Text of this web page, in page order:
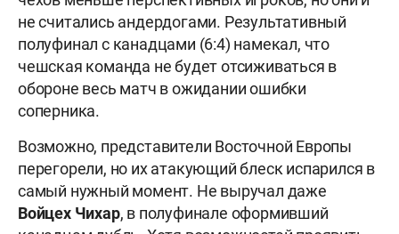
не считались андердогами. Результативный
полуфинал с канадцами (6:4) намекал, что
чешская команда не будет отсиживаться в
обороне весь матч в ожидании ошибки
соперника.
Возможно, представители Восточной Европы
перегорели, но их атакующий блеск испарился в
самый нужный момент. Не выручал даже
Войцех Чихар, в полуфинале оформивший